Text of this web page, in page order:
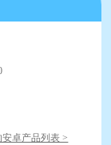
卓产品列表 >